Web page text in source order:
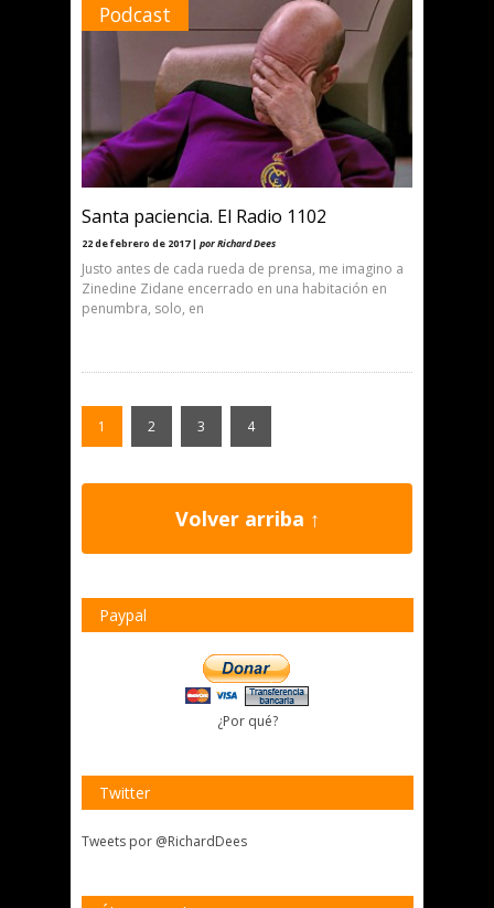
Podcast
Santa paciencia. El Radio 1102
22 de febrero de 2017 | por Richard Dees
Justo antes de cada rueda de prensa, me imagino a
Zinedine Zidane encerrado en una habitación en
penumbra, solo, en
1 2 3 4
Volver arriba ↑
Paypal
¿Por qué?
Twitter
Tweets por @RichardDees